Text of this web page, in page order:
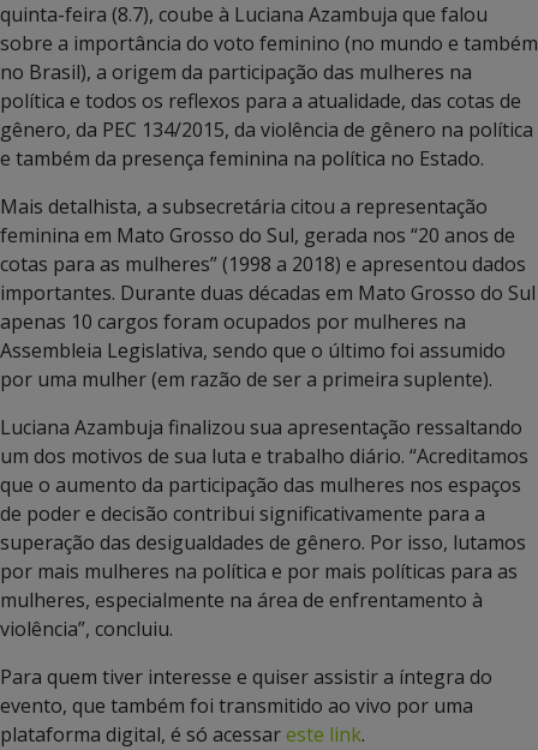
quinta-feira (8.7), coube à Luciana Azambuja que falou
sobre a importância do voto feminino (no mundo e também
no Brasil), a origem da participação das mulheres na
política e todos os reflexos para a atualidade, das cotas de
gênero, da PEC 134/2015, da violência de gênero na política
e também da presença feminina na política no Estado.
Mais detalhista, a subsecretária citou a representação
feminina em Mato Grosso do Sul, gerada nos “20 anos de
cotas para as mulheres” (1998 a 2018) e apresentou dados
importantes. Durante duas décadas em Mato Grosso do Sul
apenas 10 cargos foram ocupados por mulheres na
Assembleia Legislativa, sendo que o último foi assumido
por uma mulher (em razão de ser a primeira suplente).
Luciana Azambuja finalizou sua apresentação ressaltando
um dos motivos de sua luta e trabalho diário. “Acreditamos
que o aumento da participação das mulheres nos espaços
de poder e decisão contribui significativamente para a
superação das desigualdades de gênero. Por isso, lutamos
por mais mulheres na política e por mais políticas para as
mulheres, especialmente na área de enfrentamento à
violência”, concluiu.
Para quem tiver interesse e quiser assistir a íntegra do
evento, que também foi transmitido ao vivo por uma
plataforma digital, é só acessareste link.